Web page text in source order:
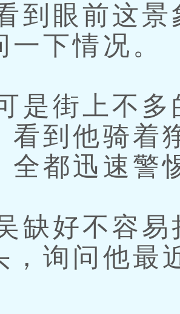
眼前这景
一下情况。
街上不多
看到他骑着
全都迅速警
好不容易
，询问他最